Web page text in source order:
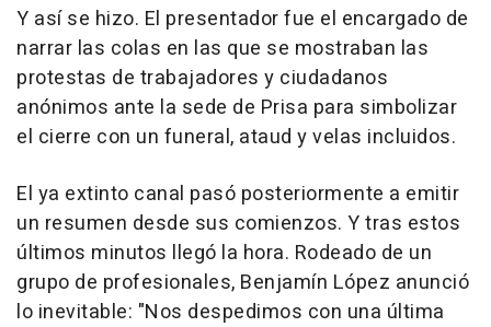
Y así se hizo. El presentador fue el encargado de
narrar las colas en las que se mostraban las
protestas de trabajadores y ciudadanos
anónimos ante la sede de Prisa para simbolizar
el cierre con un funeral, ataud y velas incluidos.
El ya extinto canal pasó posteriormente a emitir
un resumen desde sus comienzos. Y tras estos
últimos minutos llegó la hora. Rodeado de un
grupo de profesionales, Benjamín López anunció
lo inevitable: "Nos despedimos con una última